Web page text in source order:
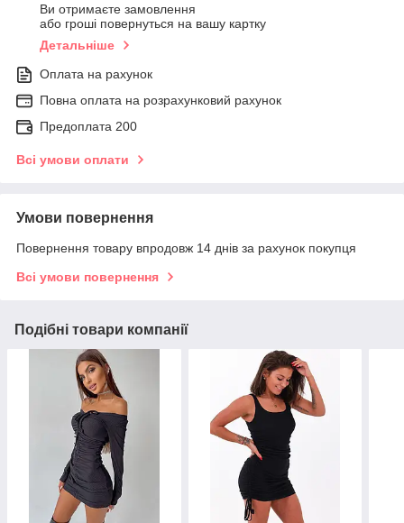
Ви отримаєте замовлення
або гроші повернуться на вашу картку
Детальніше
Оплата на рахунок
Повна оплата на розрахунковий рахунок
Предоплата 200
Всі умови оплати
Умови повернення
Повернення товару впродовж 14 днів за рахунок покупця
Всі умови повернення
Подібні товари компанії